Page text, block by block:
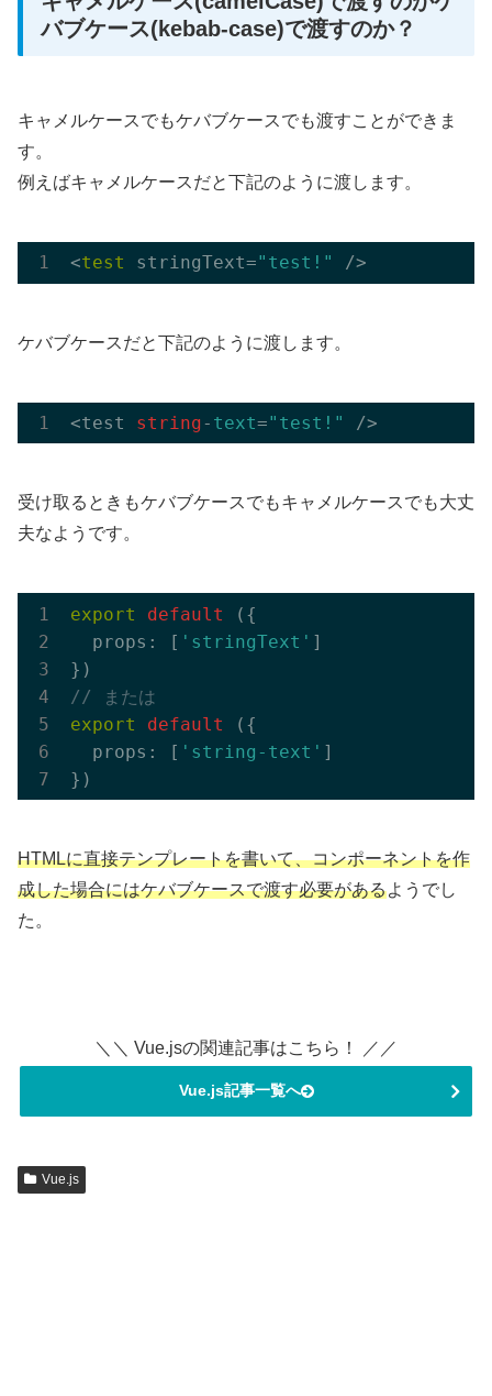
バブケース(kebab-case)で渡すのか？
キャメルケースでもケバブケースでも渡すことができま
す。
例えばキャメルケースだと下記のように渡します。
<test stringText="test!"
ケバブケースだと下記のように渡します。
<test string- text="test!"
受け取るときもケバブケースでもキャメルケースでも大丈
夫なようです。
export default
({
  props: [
'stringText' ]
// または
export
default
({
  props: [
'string-text' ]
HTMLに直接テンプレートを書いて、コンポーネントを作
成した場合にはケバブケースで渡す必要があるようでし
た。
＼＼ Vue.jsの関連記事はこちら！ ／／
Vue.js記事一覧へ
Vue.js